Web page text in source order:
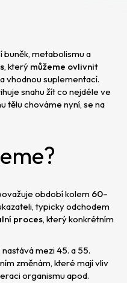
buněk, metabolismu a
, který můžeme ovlivnit
vhodnou suplementací.
snahu žít co nejdéle ve
tělu chováme nyní, se na
období kolem 60–
typicky odchodem
proces, který konkrétním
mezi 45. a 55.
změnám, které mají vliv
organismu apod.